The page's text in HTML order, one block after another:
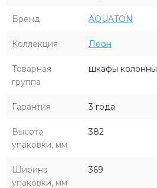
Бренд AQUATON
Коллекция Леон
Товарная
группа
шкафы колонны
Гарантия 3 года
Высота
упаковки, мм
382
Ширина
упаковки, мм
369